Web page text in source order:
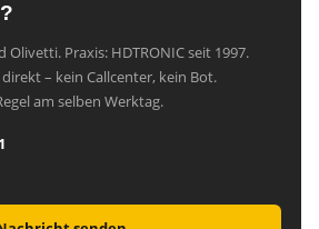
Olivetti. Praxis: HDTRONIC seit 1997.
– kein Callcenter, kein Bot.
am selben Werktag.